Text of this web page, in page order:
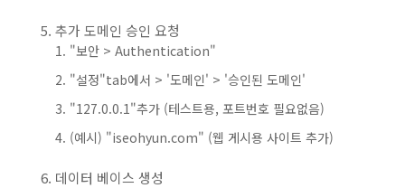
추가 도메인 승인 요청
"보안 > Authentication"
"설정"tab에서 > '도메인' > '승인된 도메인'
"127.0.0.1"추가 (테스트용, 포트번호 필요없음)
(예시) "iseohyun.com" (웹 게시용 사이트 추가)
데이터 베이스 생성